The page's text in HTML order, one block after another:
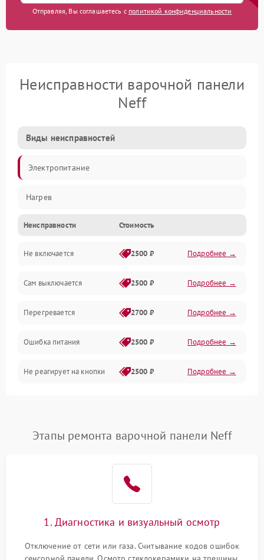
Отправляя, Вы соглашаетесь с политикой конфиденциальности
Неисправности варочной панели
Neff
Виды неисправностей
Электропитание
Нагрев
Неисправности Стоимость
Не включается 2500 ₽ Подробнее →
Сам выключается 2500 ₽ Подробнее →
Перегревается 2700 ₽ Подробнее →
Ошибка питания 2500 ₽ Подробнее →
Не реагирует на кнопки 2500 ₽ Подробнее →
Этапы ремонта варочной панели Neff
1. Диагностика и визуальный осмотр
Отключение от сети или газа. Считывание кодов ошибок